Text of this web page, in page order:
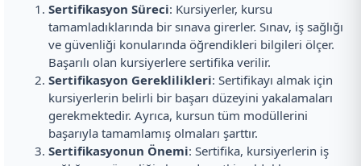
Sertifikasyon Süreci: Kursiyerler, kursu
tamamladıklarında bir sınava girerler. Sınav, iş sağlığı
ve güvenliği konularında öğrendikleri bilgileri ölçer.
Başarılı olan kursiyerlere sertifika verilir.
Sertifikasyon Gereklilikleri: Sertifikayı almak için
kursiyerlerin belirli bir başarı düzeyini yakalamaları
gerekmektedir. Ayrıca, kursun tüm modüllerini
başarıyla tamamlamış olmaları şarttır.
Sertifikasyonun Önemi: Sertifika, kursiyerlerin iş